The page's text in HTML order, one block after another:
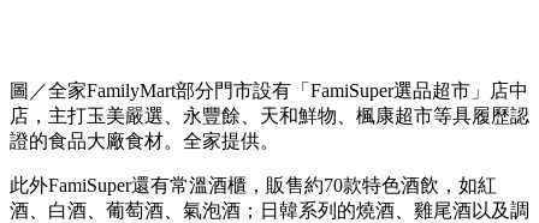
圖／全家FamilyMart部分門市設有「FamiSuper選品超市」店中
店，主打玉美嚴選、永豐餘、天和鮮物、楓康超市等具履歷認
證的食品大廠食材。全家提供。
此外FamiSuper還有常溫酒櫃，販售約70款特色酒飲，如紅
酒、白酒、葡萄酒、氣泡酒；日韓系列的燒酒、雞尾酒以及調